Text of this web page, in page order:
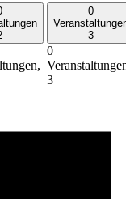
0
3
0
3